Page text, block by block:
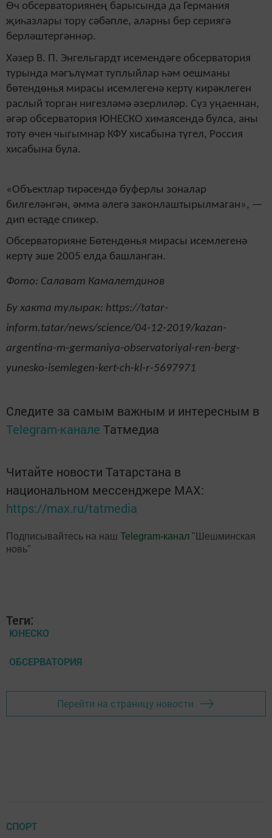
Өч обсерваториянең барысында да Германия
җиһазлары тору сәбәпле, аларны бер сериягә
берләштергәннәр.
Хәзер В. П. Энгельгардт исемендәге обсерватория
турында мәгълүмат туплыйлар һәм оешманы
бөтендөнья мирасы исемлегенә кертү кирәклеген
раслый торган нигезләмә әзерлиләр. Сүз уңаеннан,
әгәр обсерватория ЮНЕСКО химаясендә булса, аны
тоту өчен чыгымнар КФУ хисабына түгел, Россия
хисабына була.
«Объектлар тирәсендә буферлы зоналар
билгеләнгән, әмма әлегә законлаштырылмаган», —
дип өстәде спикер.
Обсерваторияне Бөтендөнья мирасы исемлегенә
кертү эше 2005 елда башланган.
Фото: Салават Камалетдинов
Бу хакта тулырак: https://tatar-
inform.tatar/news/science/04-12-2019/kazan-
argentina-m-germaniya-observatoriyal-ren-berg-
yunesko-isemlegen-kert-ch-kl-r-5697971
Следите за самым важным и интересным в
Telegram-канале Татмедиа
Читайте новости Татарстана в
национальном мессенджере MАХ:
https://max.ru/tatmedia
Подписывайтесь на наш Telegram-канал "Шешминская
новь"
Теги:
ЮНЕСКО
ОБСЕРВАТОРИЯ
Перейти на страницу новости
СПОРТ